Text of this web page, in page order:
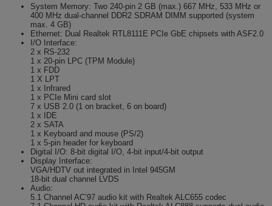
System Memory: Two 240-pin 2 GB (max.) 667 MHz, 533 MHz or
400 MHz dual-channel DDR2 SDRAM DIMM supported (system
max. 4 GB)
Ethernet: Dual Realtek RTL8111E PCIe GbE chipsets with ASF2.0
I/O Interface:
2 x RS-232
1 x 20-pin LPC (TPM Module)
1 x FDD
1 X LPT
1 x Infrared
1 x PCIe Mini card slot
7 x USB 2.0 (1 on bracket, 6 on board)
1 x IDE
2 x SATA
1 x Keyboard and mouse (PS/2)
1 x 5-pin header for keyboard
Digital I/O: 8-bit digital I/O, 4-bit input/4-bit output
Display Interface:
VGA/HDTV out integrated in Intel 945GM
18-bit dual channel LVDS
Audio:
5.1 Channel AC’97 audio kit with Realtek ALC655 codec